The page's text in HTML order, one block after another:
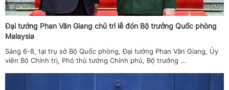
Đại tướng Phan Văn Giang chủ trì lễ đón Bộ trưởng Quốc phòng
Malaysia
Sáng 6-8, tại trụ sở Bộ Quốc phòng, Đại tướng Phan Văn Giang, Ủy
viên Bộ Chính trị, Phó thủ tướng Chính phủ, Bộ trưởng ...